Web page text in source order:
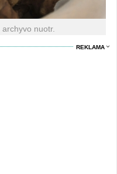
nuotr.
REKLAMA